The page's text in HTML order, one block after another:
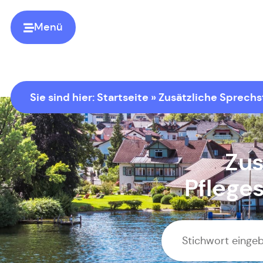
Menü
Sie sind hier:Startseite »Zusätzliche